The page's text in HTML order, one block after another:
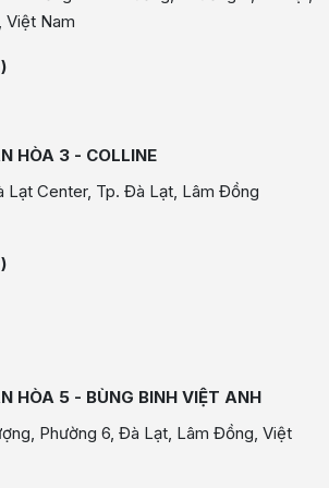
Nam
HÒA 3 - COLLINE
Lạt Center, Tp. Đà Lạt, Lâm Đồng
HÒA 5 - BÙNG BINH VIỆT ANH
Phường 6, Đà Lạt, Lâm Đồng, Việt